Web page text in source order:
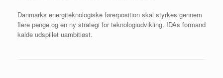
Danmarks energiteknologiske førerposition skal styrkes gennem
flere penge og en ny strategi for teknologiudvikling. IDAs formand
kalde udspillet uambitiøst.